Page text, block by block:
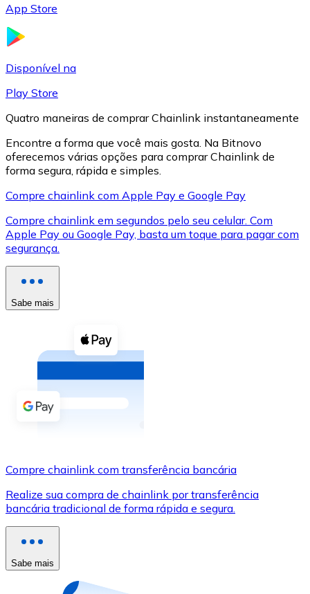
XRP
XRP
Ver tudo
Cupons cripto
Compre criptomoedas com dinheiro e outros
Comprar com dinheiro
Transferência SEPA
Use cartões Visa e Mastercard para comprar
Comprar com cartão
App Store
Disponível na
Play Store
Quatro maneiras de comprar Chainlink instantaneamente
Encontre a forma que você mais gosta. Na Bitnovo
oferecemos várias opções para comprar Chainlink de
forma segura, rápida e simples.
Compre chainlink com Apple Pay e Google Pay
Compre chainlink em segundos pelo seu celular. Com
Apple Pay ou Google Pay, basta um toque para pagar com
segurança.
Sabe mais
Compre chainlink com transferência bancária
Realize sua compra de chainlink por transferência
bancária tradicional de forma rápida e segura.
Sabe mais